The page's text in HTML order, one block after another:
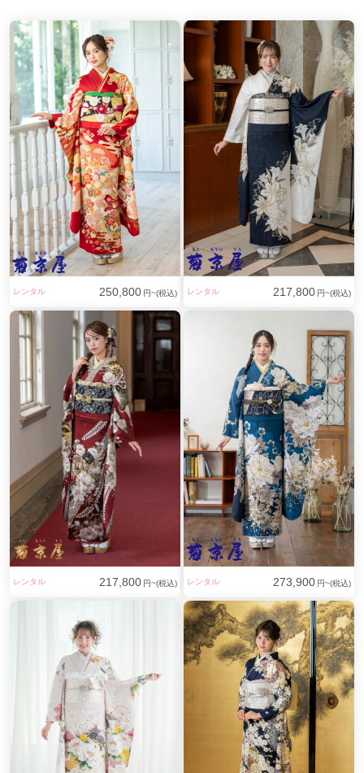
赤地に瑞雲と花輪文様
レンタル 250,800 円~(税込) レンタル 217,800 円~(税込)
レンタル 217,800 円~(税込) レンタル 273,900 円~(税込)